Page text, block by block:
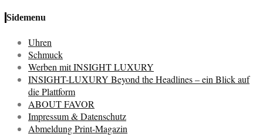
Sidemenu
Uhren
Schmuck
Werben mit INSIGHT LUXURY
INSIGHT-LUXURY Beyond the Headlines – ein Blick auf
die Plattform
ABOUT FAVOR
Impressum & Datenschutz
Abmeldung Print-Magazin